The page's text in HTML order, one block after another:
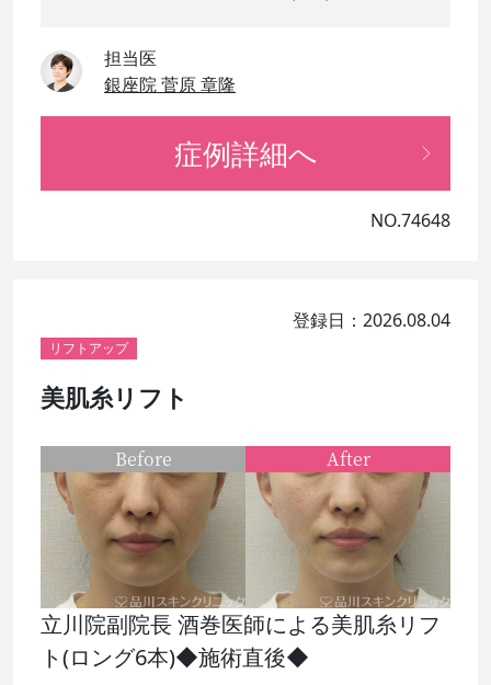
担当医
銀座院 菅原 章隆
症例詳細へ
NO.74648
登録日：2026.08.04
リフトアップ
美肌糸リフト
立川院副院長 酒巻医師による美肌糸リフ
ト(ロング6本)◆施術直後◆
Before After